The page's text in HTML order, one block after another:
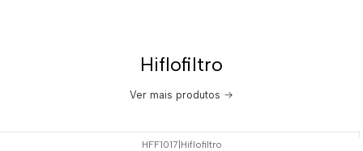
Hiflofiltro
Ver mais produtos
HFF1017 Hiflofiltro